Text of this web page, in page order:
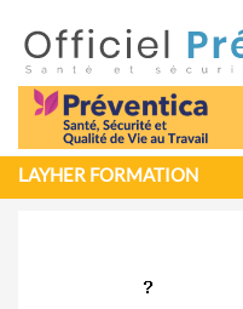
LAYHER FORMATION